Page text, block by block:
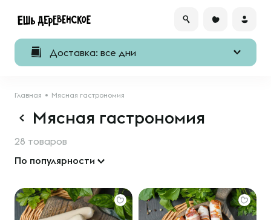
Доставка: все дни
Главная Мясная гастрономия
Мясная гастрономия
28 товаров
По популярности